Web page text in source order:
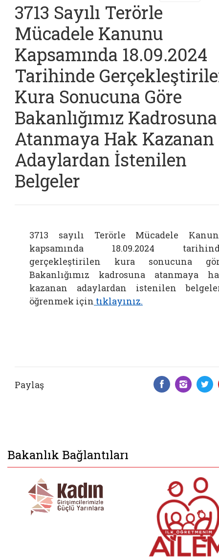
3713 Sayılı Terörle
Mücadele Kanunu
Kapsamında 18.09.2024
Tarihinde
Kura Sonucuna Göre
Bakanlığımız Kadrosuna
Atanmaya Hak Kazanan
Adaylardan İstenilen
Belgeler
3713 sayılı Terörle Mücadele
kapsamında 18.09.2024
gerçekleştirilen kura sonucuna
Bakanlığımız kadrosuna atanmaya
kazanan adaylardan istenilen
öğrenmek için tıklayınız.
Paylaş
Bakanlık Bağlantıları